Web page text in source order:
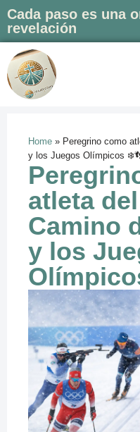
al
contenido
Cada paso es una
revelación
Home » Peregrino como
y los Juegos Olímpicos
atleta
Camino
y los